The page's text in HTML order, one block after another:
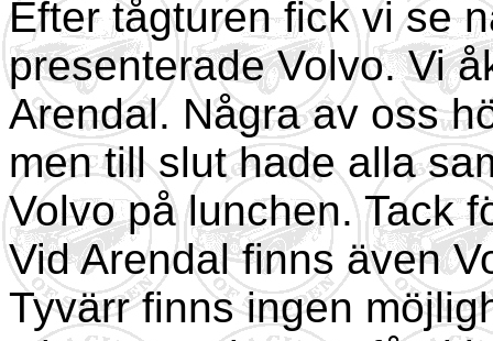
Efter tågturen fick vi se
presenterade Volvo. Vi
Arendal. Några av oss
men till slut hade alla
Volvo på lunchen. Tack
Vid Arendal finns även
Tyvärr finns ingen